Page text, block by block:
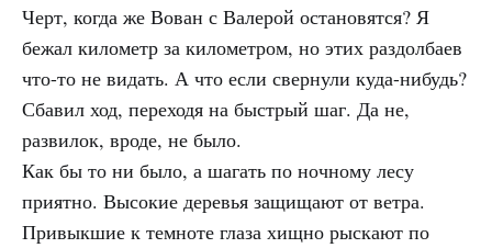
Черт, когда же Вован с Валерой остановятся? Я
бежал километр за километром, но этих раздолбаев
что-то не видать. А что если свернули куда-нибудь?
Сбавил ход, переходя на быстрый шаг. Да не,
развилок, вроде, не было.
Как бы то ни было, а шагать по ночному лесу
приятно. Высокие деревья защищают от ветра.
Привыкшие к темноте глаза хищно рыскают по